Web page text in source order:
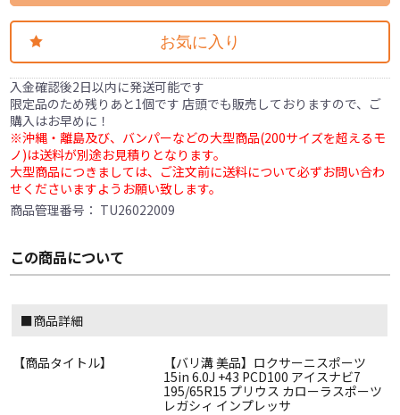
お気に入り
入金確認後2日以内に発送可能です
限定品のため残りあと1個です 店頭でも販売しておりますので、ご
購入はお早めに！
※沖縄・離島及び、バンパーなどの大型商品(200サイズを超えるモ
ノ)は送料が別途お見積りとなります。
大型商品につきましては、ご注文前に送料について必ずお問い合わ
せくださいますようお願い致します。
商品管理番号： TU26022009
この商品について
■商品詳細
【商品タイトル】
【バリ溝 美品】ロクサーニスポーツ
15in 6.0J +43 PCD100 アイスナビ7
195/65R15 プリウス カローラスポーツ
レガシィ インプレッサ